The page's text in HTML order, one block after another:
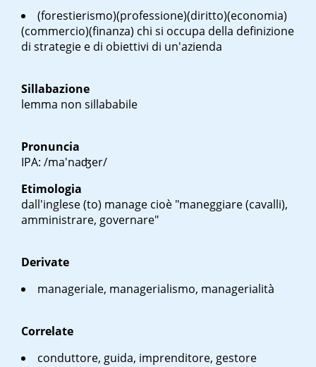
(forestierismo)(professione)(diritto)(economia)
(commercio)(finanza) chi si occupa della definizione
di strategie e di obiettivi di un'azienda
Sillabazione
lemma non sillababile
Pronuncia
IPA: /ma'naʤer/
Etimologia
dall'inglese (to) manage cioè "maneggiare (cavalli),
amministrare, governare"
Derivate
manageriale, managerialismo, managerialità
Correlate
conduttore, guida, imprenditore, gestore